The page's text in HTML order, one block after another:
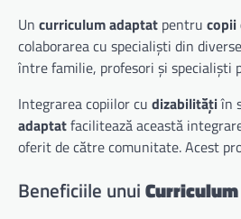
Un curriculum adaptat pentru copii
colaborarea cu specialiști din
între familie, profesori și specialiști
Integrarea copiilor cu dizabilitățiîn
adaptatfacilitează această
oferit de către comunitate. Acest
Beneficiile unui